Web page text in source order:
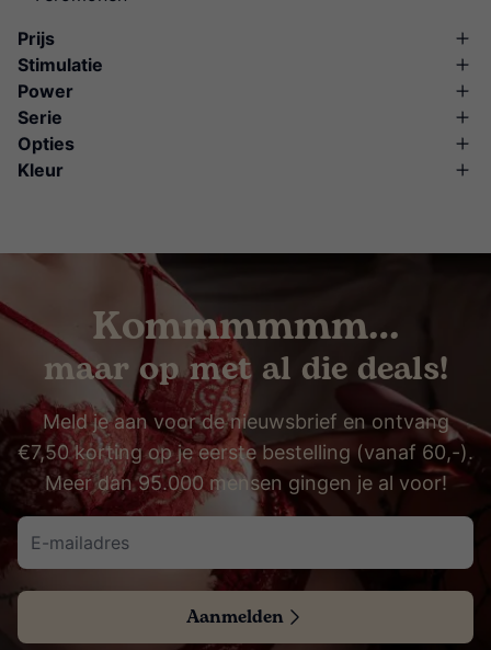
Prijs
Stimulatie
Power
Serie
Opties
Kleur
Kommmmmm…
maar op met al die deals!
Meld je aan voor de nieuwsbrief en ontvang
€7,50 korting op je eerste bestelling (vanaf 60,-).
Meer dan 95.000 mensen gingen je al voor!
Aanmelden